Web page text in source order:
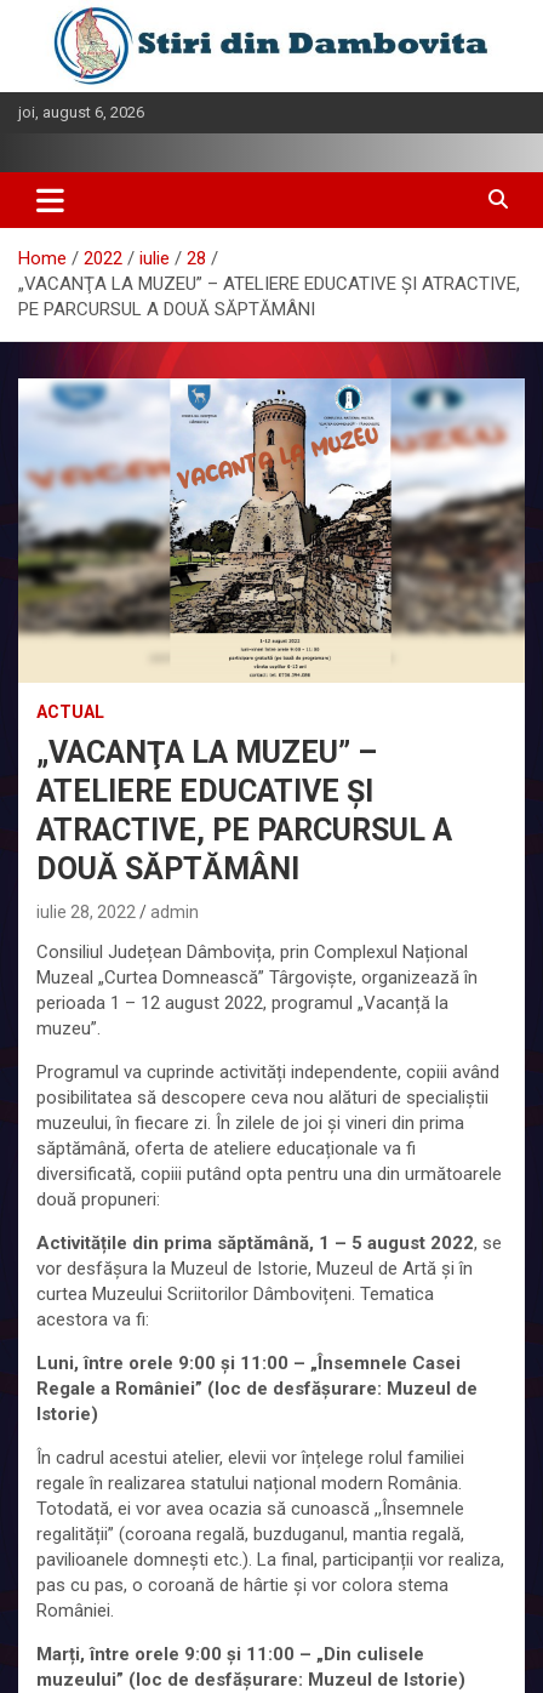
content
joi, august 6, 2026
Home 2022 iulie
28
„VACANŢA LA MUZEU” – ATELIERE EDUCATIVE ȘI ATRACTIVE,
PE PARCURSUL A DOUĂ SĂPTĂMÂNI
ACTUAL
„VACANŢA LA MUZEU” –
ATELIERE EDUCATIVE ȘI
ATRACTIVE, PE PARCURSUL A
DOUĂ SĂPTĂMÂNI
iulie 28, 2022 admin
Consiliul Județean Dâmbovița, prin Complexul Național
Muzeal „Curtea Domnească” Târgoviște, organizează în
perioada 1 – 12 august 2022, programul „Vacanță la
muzeu”.
Programul va cuprinde activități independente, copiii având
posibilitatea să descopere ceva nou alături de specialiștii
muzeului, în fiecare zi. În zilele de joi și vineri din prima
săptămână, oferta de ateliere educaționale va fi
diversificată, copiii putând opta pentru una din următoarele
două propuneri:
Activitățile din prima săptămână, 1 – 5 august 2022, se
vor desfășura la Muzeul de Istorie, Muzeul de Artă și în
curtea Muzeului Scriitorilor Dâmbovițeni. Tematica
acestora va fi:
Luni, între orele 9:00 și 11:00 – „Însemnele Casei
Regale a României” (loc de desfășurare: Muzeul de
Istorie)
În cadrul acestui atelier, elevii vor înțelege rolul familiei
regale în realizarea statului național modern România.
Totodată, ei vor avea ocazia să cunoască ,,Însemnele
regalității” (coroana regală, buzduganul, mantia regală,
pavilioanele domnești etc.). La final, participanții vor realiza,
pas cu pas, o coroană de hârtie și vor colora stema
României.
Marți, între orele 9:00 și 11:00 – „Din culisele
muzeului” (loc de desfășurare: Muzeul de Istorie)